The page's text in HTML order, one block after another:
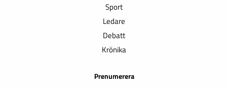
Sport
Ledare
Debatt
Krönika
Prenumerera